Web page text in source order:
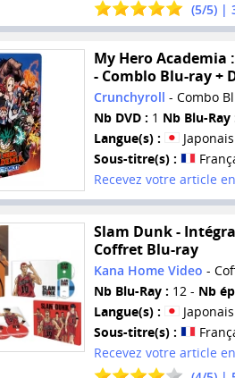
(5/5) |
My Hero Academia
- Comblo Blu-ray +
Crunchyroll - Combo
Nb DVD : 1 Nb Blu-Ray
Langue(s) :
Sous-titre(s) :
Recevez votre article
Slam Dunk -
Coffret Blu-ray
Kana Home Video -
Nb Blu-Ray : 12 - Nb
Langue(s) :
Sous-titre(s) :
Recevez votre article